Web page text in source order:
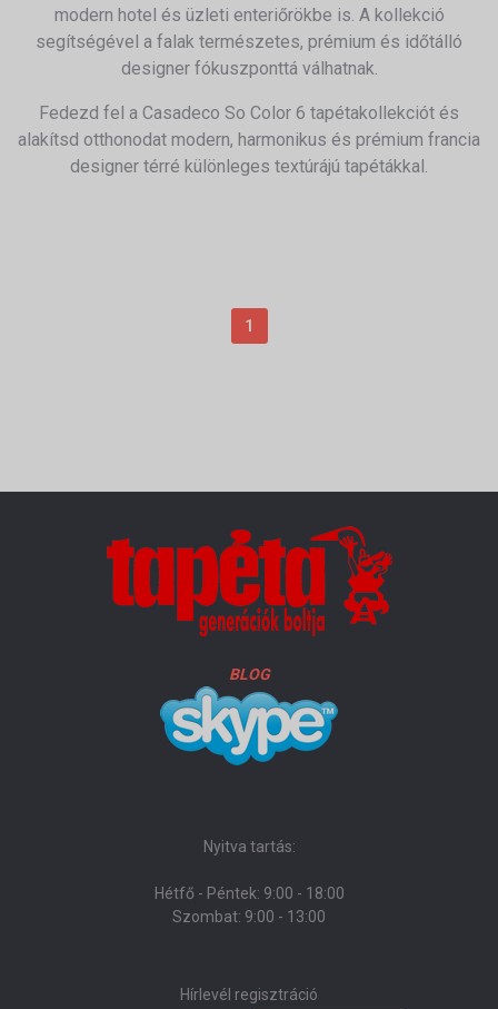
modern hotel és üzleti enteriőrökbe is. A kollekció
segítségével a falak természetes, prémium és időtálló
designer fókuszponttá válhatnak.
Fedezd fel a Casadeco So Color 6 tapétakollekciót és
alakítsd otthonodat modern, harmonikus és prémium francia
designer térré különleges textúrájú tapétákkal.
1
BLOG
Nyitva tartás:
Hétfő - Péntek: 9:00 - 18:00
Szombat: 9:00 - 13:00
Hírlevél regisztráció